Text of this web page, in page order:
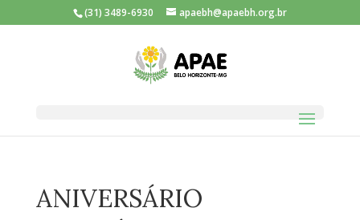
(31) 3489-6930 apaebh@apaebh.org.br
ANIVERSÁRIO